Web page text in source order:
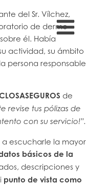
del Sr. Vílchez,
de dermo-
él. Había
actividad, su ámbito
persona responsable
de
revise tus pólizas de
con su servicio!”.
a escucharle la mayor
básicos de la
descripciones y
punto de vista como